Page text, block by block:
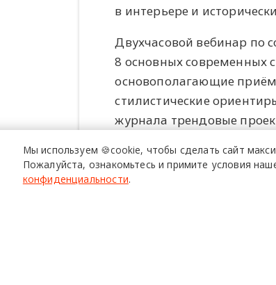
в интерьере и
Двухчасовой вебинар по
8 основных современных
основополагающие
стилистические
журнала трендовые
Программа,
на экскурсе в историю
Мы используем 🍪cookie, чтобы сделать сайт
Пожалуйста, ознакомьтесь и примите условия
конфиденциальности.